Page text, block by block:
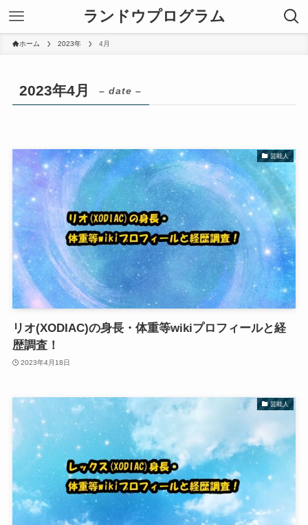
ランドウプログラム
ホーム 2023年 4月
2023年4月 – date –
芸能人
リオ(XODIAC)の身長・体重等wikiプロフィールと経
歴調査！
2023年4月18日
芸能人